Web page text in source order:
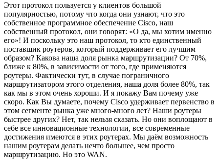
Этот протокол пользуется у клиентов большой
популярностью, потому что когда они узнают, что это
собственное программное обеспечение Cisco, наш
собственный протокол, они говорят: «О да, мы хотим именно
его»! И поскольку это наш протокол, то кто единственный
поставщик роутеров, который поддерживает его лучшим
образом? Какова наша доля рынка маршрутизации? От 70%,
ближе к 80%, в зависимости от того, где применяются
роутеры. Фактически тут, в случае пограничного
маршрутизатором этого отделения, наша доля более 80%, так
как мы в этом очень хороши. И я покажу Вам почему уже
скоро. Как Вы думаете, почему Cisco удерживает первенство в
этом сегменте рынка уже много-много лет? Наши роутеры
быстрее других? Нет, так нельзя сказать. Но они воплощают в
себе все инновационные технологии, все современные
достижения имеются в этих роутерах. Мы даём возможность
нашим роутерам делать нечто большее, чем просто
маршрутизацию. Но это WAN.